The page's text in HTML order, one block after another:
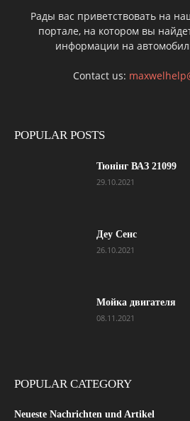
Рады вас приветствовать на
портале, на котором вы
информации на
Contact us:
POPULAR POSTS
Тюнінг ВАЗ 21099
29.10.2021
Деу Сенс
26.10.2021
Мойка двигателя
08.11.2021
POPULAR CATEGORY
Neueste Nachrichten und Artikel